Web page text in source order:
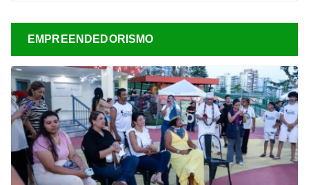
EMPREENDEDORISMO